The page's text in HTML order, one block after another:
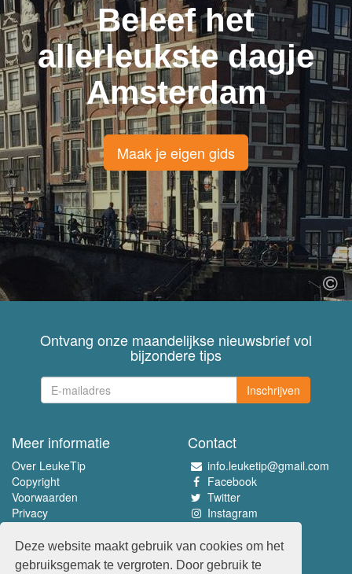
Deze website maakt gebruik van cookies om het
gebruiksgemak te vergroten. Door gebruik te
Beleef het
allerleukste dagje
Amsterdam
Maak je eigen gids
Ontvang onze maandelijkse nieuwsbrief vol
bijzondere tips
Inschrijven
Meer informatie
Over LeukeTip
Copyright
Voorwaarden
Privacy
Contact
info.leuketip@gmail.com
Facebook
Twitter
Instagram
Beleef het allerleukste